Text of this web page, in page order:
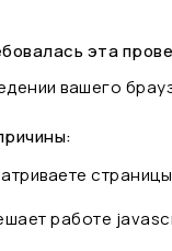
эта
вашего
работе